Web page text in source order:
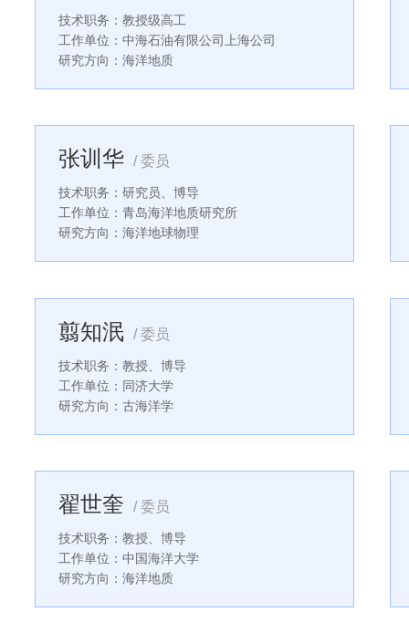
技术职务：教授级高工
工作单位：中海石油有限公司上海公司
研究方向：海洋地质
张训华 / 委员
技术职务：研究员、博导
工作单位：青岛海洋地质研究所
研究方向：海洋地球物理
翦知泯 / 委员
技术职务：教授、博导
工作单位：同济大学
研究方向：古海洋学
翟世奎 / 委员
技术职务：教授、博导
工作单位：中国海洋大学
研究方向：海洋地质